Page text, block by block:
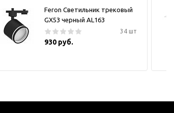
Feron Светильник трековый
GX53 черный AL163
34 шт
930 руб.